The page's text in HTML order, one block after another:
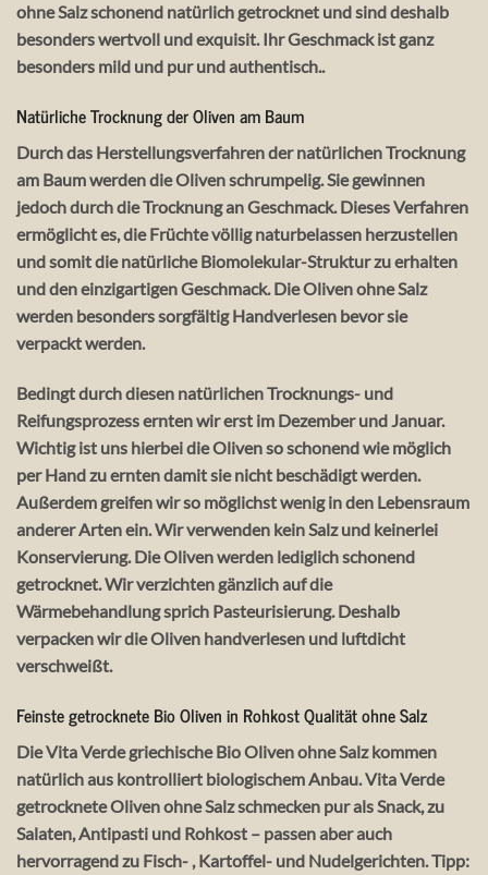
ohne Salz schonend natürlich getrocknet und sind deshalb
besonders wertvoll und exquisit. Ihr Geschmack ist ganz
besonders mild und pur und authentisch..
Natürliche Trocknung der Oliven am Baum
Durch das Herstellungsverfahren der natürlichen Trocknung
am Baum werden die Oliven schrumpelig. Sie gewinnen
jedoch durch die Trocknung an Geschmack. Dieses Verfahren
ermöglicht es, die Früchte völlig naturbelassen herzustellen
und somit die natürliche Biomolekular-Struktur zu erhalten
und den einzigartigen Geschmack. Die Oliven ohne Salz
werden besonders sorgfältig Handverlesen bevor sie
verpackt werden.
Bedingt durch diesen natürlichen Trocknungs- und
Reifungsprozess ernten wir erst im Dezember und Januar.
Wichtig ist uns hierbei die Oliven so schonend wie möglich
per Hand zu ernten damit sie nicht beschädigt werden.
Außerdem greifen wir so möglichst wenig in den Lebensraum
anderer Arten ein. Wir verwenden kein Salz und keinerlei
Konservierung. Die Oliven werden lediglich schonend
getrocknet. Wir verzichten gänzlich auf die
Wärmebehandlung sprich Pasteurisierung. Deshalb
verpacken wir die Oliven handverlesen und luftdicht
verschweißt.
Feinste getrocknete Bio Oliven in Rohkost Qualität ohne Salz
Die Vita Verde griechische Bio Oliven ohne Salz kommen
natürlich aus kontrolliert biologischem Anbau. Vita Verde
getrocknete Oliven ohne Salz schmecken pur als Snack, zu
Salaten, Antipasti und Rohkost – passen aber auch
hervorragend zu Fisch- , Kartoffel- und Nudelgerichten. Tipp: